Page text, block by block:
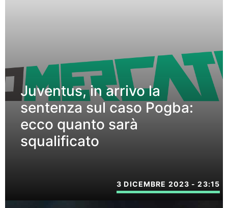
Juventus, in arrivo la
sentenza sul caso Pogba:
ecco quanto sarà
squalificato
3 DICEMBRE 2023 - 23:15